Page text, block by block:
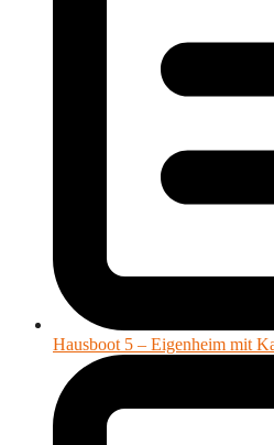
Hausboot 5 – Eigenheim mit